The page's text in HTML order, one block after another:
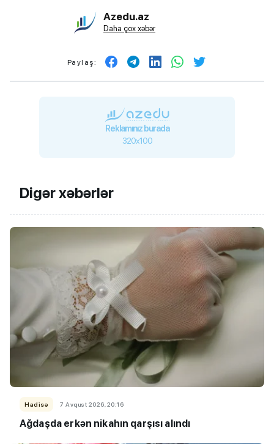
Azedu.az
Daha çox xəbər
Paylaş:
Reklamınız burada
320x100
Digər xəbərlər
Hadisə 7 Avqust 2026, 20:16
Ağdaşda erkən nikahın qarşısı alındı